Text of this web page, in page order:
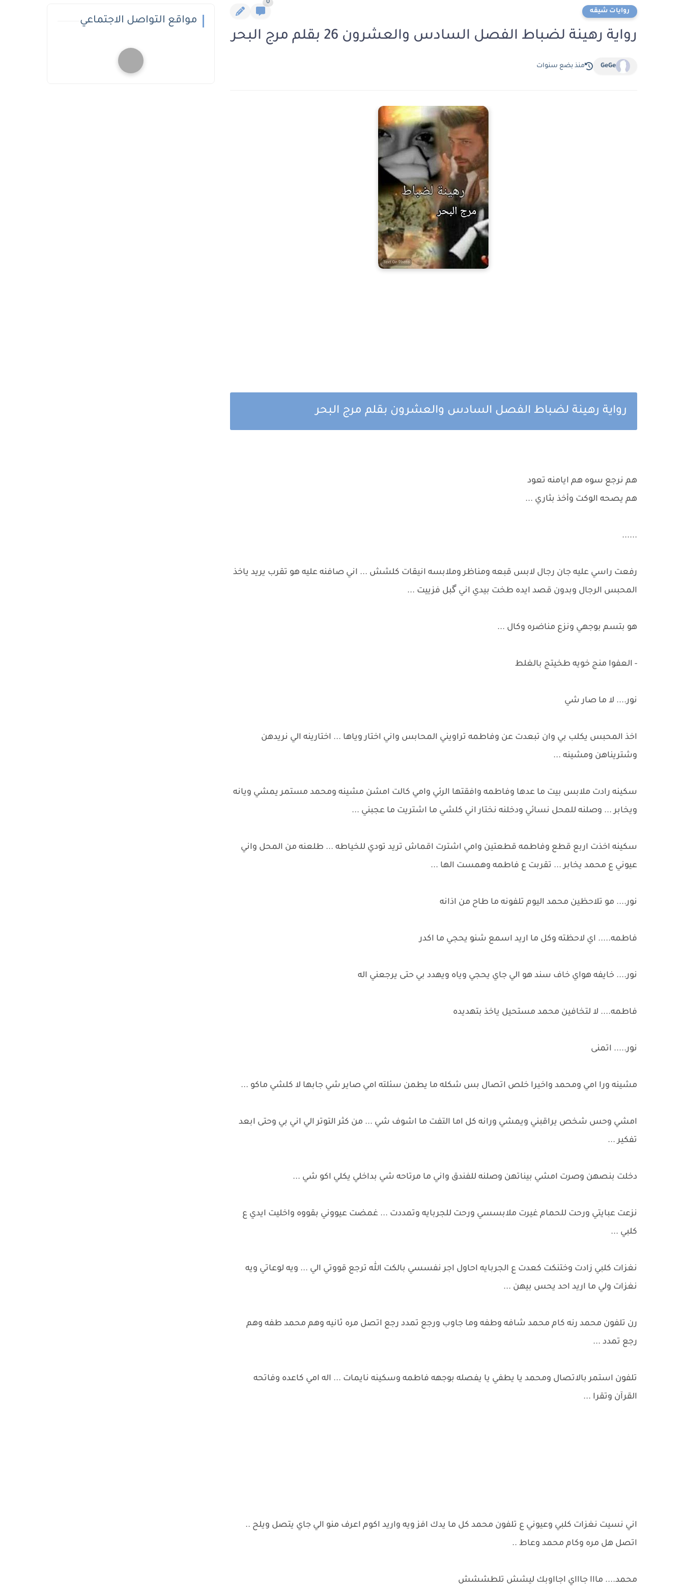
روايات شيقه
0
رواية رهينة لضباط الفصل السادس والعشرون 26 بقلم مرج البحر
GeGe منذ بضع سنوات
رواية رهينة لضباط الفصل السادس والعشرون بقلم مرج البحر
هم نرجع سوه هم ايامنه تعود
هم يصحه الوكت وأخذ بثاري ...
......
رفعت راسي عليه جان رجال لابس قبعه ومناظر وملابسه انيقات كلشش ... اني صافنه عليه هو تقرب يريد ياخذ
المحبس الرجال وبدون قصد ايده طخت بيدي اني گبل فزييت ...
هو بتسم بوجهي ونزع مناضره وكال ...
- العفوا منج خويه طخيتج بالغلط
نور.... لا ما صار شي
اخذ المحبس يكلب بي وان تبعدت عن وفاطمه تراويني المحابس واني اختار وياها ... اختارينه الي نريدهن
وشتريناهن ومشينه ...
سكينه رادت ملابس بيت ما عدها وفاطمه وافقتها الرئي وامي كالت امشن مشينه ومحمد مستمر يمشي ويانه
ويخابر ... وصلنه للمحل نسائي ودخلنه نختار اني كلشي ما اشتريت ما عجبني ...
سكينه اخذت اربع قطع وفاطمه قطعتين وامي اشترت اقماش تريد تودي للخياطه ... طلعنه من المحل واني
عيوني ع محمد يخابر ... تقربت ع فاطمه وهمست الها ...
نور.... مو تلاحظين محمد اليوم تلفونه ما طاح من اذانه
فاطمه..... اي لاحظته وكل ما اريد اسمع شنو يحجي ما اكدر
نور.... خايفه هواي خاف سند هو الي جاي يحجي وياه ويهدد بي حتى يرجعني اله
فاطمه.... لا لتخافين محمد مستحيل ياخذ بتهديده
نور..... اتمنى
مشينه ورا امي ومحمد واخيرا خلص اتصال بس شكله ما يطمن سئلته امي صاير شي جابها لا كلشي ماكو ...
امشي وحس شخص يراقبني ويمشي ورانه كل اما التفت ما اشوف شي ... من كثر التوتر الي اني بي وحتى ابعد
تفكير ...
دخلت بنصهن وصرت امشي بيناتهن وصلنه للفندق واني ما مرتاحه شي بداخلي يكلي اكو شي ...
نزعت عبايتي ورحت للحمام غيرت ملابسسي ورحت للجربايه وتمددت ... غمضت عيووني بقووه واخليت ايدي ع
كلبي ...
نغزات كلبي زادت وختنكت كعدت ع الجربايه احاول اجر نفسسي بالكت الله ترجع قووتي الي ... ويه لوعاتي ويه
نغزات ولي ما اريد احد يحس بيهن ...
رن تلفون محمد رنه كام محمد شافه وطفه وما جاوب ورجع تمدد رجع اتصل مره ثانيه وهم محمد طفه وهم
رجع تمدد ...
تلفون استمر بالاتصال ومحمد يا يطفي يا يفصله بوجهه فاطمه وسكينه نايمات ... اله امي كاعده وفاتحه
القرآن وتقرا ...
اني نسيت نغزات كلبي وعيوني ع تلفون محمد كل ما يدك افز ويه واريد اكوم اعرف منو الي جاي يتصل ويلح ..
اتصل هل مره وكام محمد وعاط ..
محمد.... مااا جاااي اجااوبك ليشش تلطششش
مواقع التواصل الاجتماعي